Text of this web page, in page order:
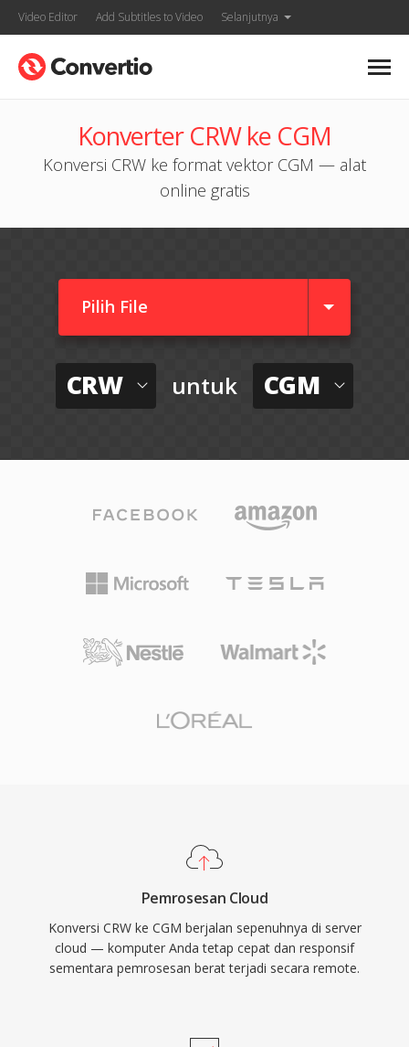
Video Editor Add Subtitles to Video Selanjutnya
Konverter CRW ke CGM
Konversi CRW ke format vektor CGM — alat
online gratis
Pilih File
CRW untuk CGM
Pemrosesan Cloud
Konversi CRW ke CGM berjalan sepenuhnya di server
cloud — komputer Anda tetap cepat dan responsif
sementara pemrosesan berat terjadi secara remote.